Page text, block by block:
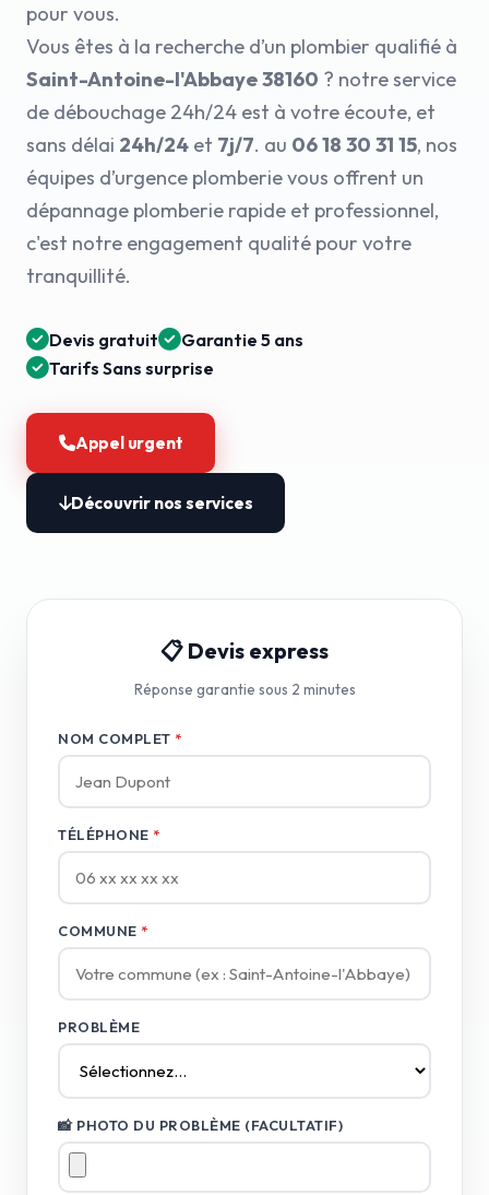
pour vous.
Vous êtes à la recherche d’un plombier qualifié à
Saint-Antoine-l'Abbaye 38160 ? notre service
de débouchage 24h/24 est à votre écoute, et
sans délai 24h/24 et 7j/7. au 06 18 30 31 15, nos
équipes d’urgence plomberie vous offrent un
dépannage plomberie rapide et professionnel,
c'est notre engagement qualité pour votre
tranquillité.
Devis gratuit
Garantie 5 ans
Tarifs Sans surprise
Appel urgent
Découvrir nos services
📋 Devis express
Réponse garantie sous 2 minutes
NOM COMPLET *
TÉLÉPHONE *
COMMUNE *
PROBLÈME
📸 PHOTO DU PROBLÈME (FACULTATIF)